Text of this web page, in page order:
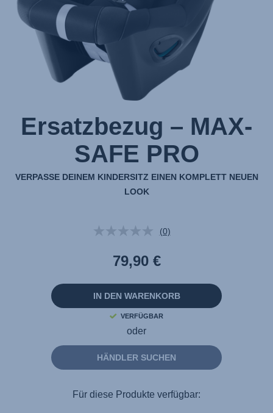
Ersatzbezug – MAX-
SAFE PRO
VERPASSE DEINEM KINDERSITZ EINEN KOMPLETT NEUEN
LOOK
Kein
Link
auf
Seite.
(0)
79,90 €
IN DEN WARENKORB
VERFÜGBAR
oder
HÄNDLER SUCHEN
Für diese Produkte verfügbar: